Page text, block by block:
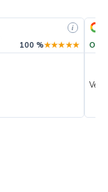
i
100 %★★★★★